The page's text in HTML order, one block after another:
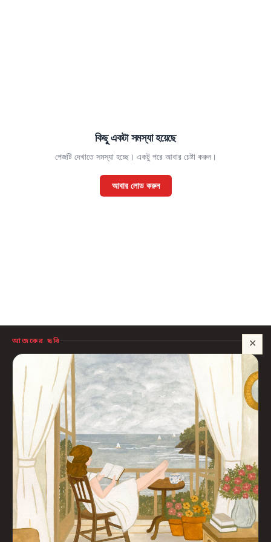
🍪 সাইটটি চালু রাখতে কিছু প্রয়োজনীয় কুকি ব্যবহার হয়। আপনি রাজি থাকলে আমরা বিজ্ঞাপন ও
পরিসংখ্যানের কুকিও ব্যবহার করব, যাতে বুঝতে পারি কোন বই আপনাদের কাজে লাগছে।
প্রাইভেসি নীতি
শুধু প্রয়োজনীয় সব ঠিক আছে
কিছু একটা সমস্যা হয়েছে
পেজটি দেখাতে সমস্যা হচ্ছে। একটু পরে আবার চেষ্টা করুন।
আবার লোড করুন
✕
আজকের ছবি
সাহায্য?